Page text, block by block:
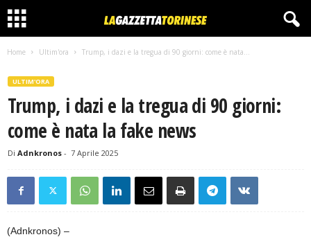
Home Ultim'ora Trump, i dazi e la tregua di 90 giorni: come è nata...
ULTIM'ORA
Trump, i dazi e la tregua di 90 giorni:
come è nata la fake news
Di Adnkronos - 7 Aprile 2025
(Adnkronos) –